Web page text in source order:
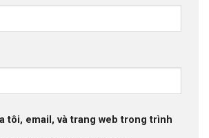
tôi, email, và trang web trong trình